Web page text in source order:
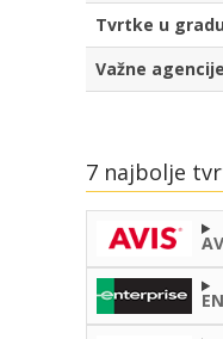
Tvrtke u
Važne
7 najbolje